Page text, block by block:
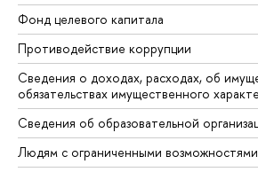
Фонд целевого капитала
Противодействие коррупции
Сведения о доходах, расходах, об
обязательствах имущественного
Сведения об образовательной
Людям с ограниченными возможностями